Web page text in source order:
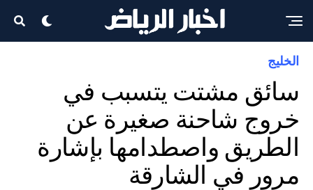
الخليج
سائق مشتت يتسبب في
خروج شاحنة صغيرة عن
الطريق واصطدامها بإشارة
مرور في الشارقة